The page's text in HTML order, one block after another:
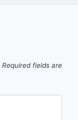
Required fields are